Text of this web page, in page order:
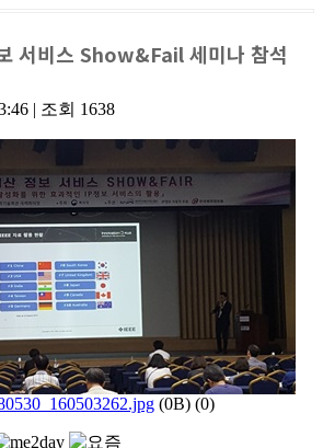
서비스 Show&Fail 세미나 참석
| 조회 1638
(0B) (0)